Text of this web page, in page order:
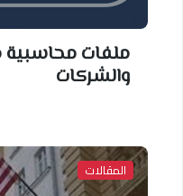
ملفات
والشركات
المقالات